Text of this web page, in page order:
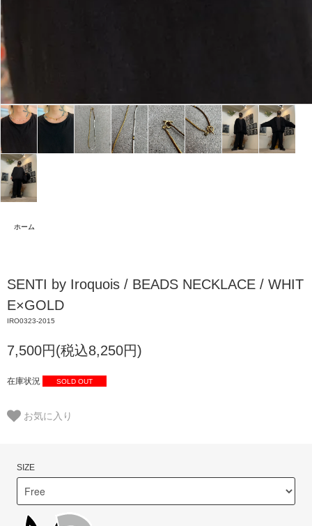
ホーム
SENTI by Iroquois / BEADS NECKLACE / WHIT
E×GOLD
IRO0323-2015
7,500円(税込8,250円)
在庫状況 SOLD OUT
お気に入り
SIZE